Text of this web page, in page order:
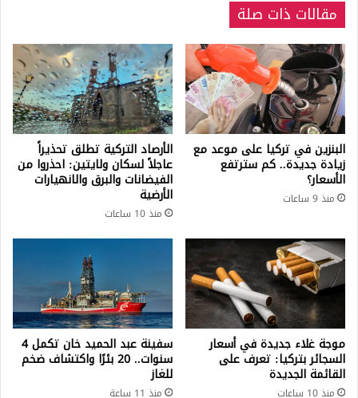
مقالات ذات صلة
البنزين في تركيا على موعد مع
زيادة جديدة.. كم سترتفع
الأسعار؟
منذ 9 ساعات
الأرصاد التركية تطلق تحذيراً
عاجلاً لسكان ولايتين: احذروا من
الفيضانات والبرق والانهيارات
الأرضية
منذ 10 ساعات
موجة غلاء جديدة في أسعار
السجائر بتركيا: تعرف على
القائمة الجديدة
منذ 10 ساعات
سفينة عبد الحميد خان تكمل 4
سنوات.. 20 بئرًا واكتشاف ضخم
للغاز
منذ 11 ساعة